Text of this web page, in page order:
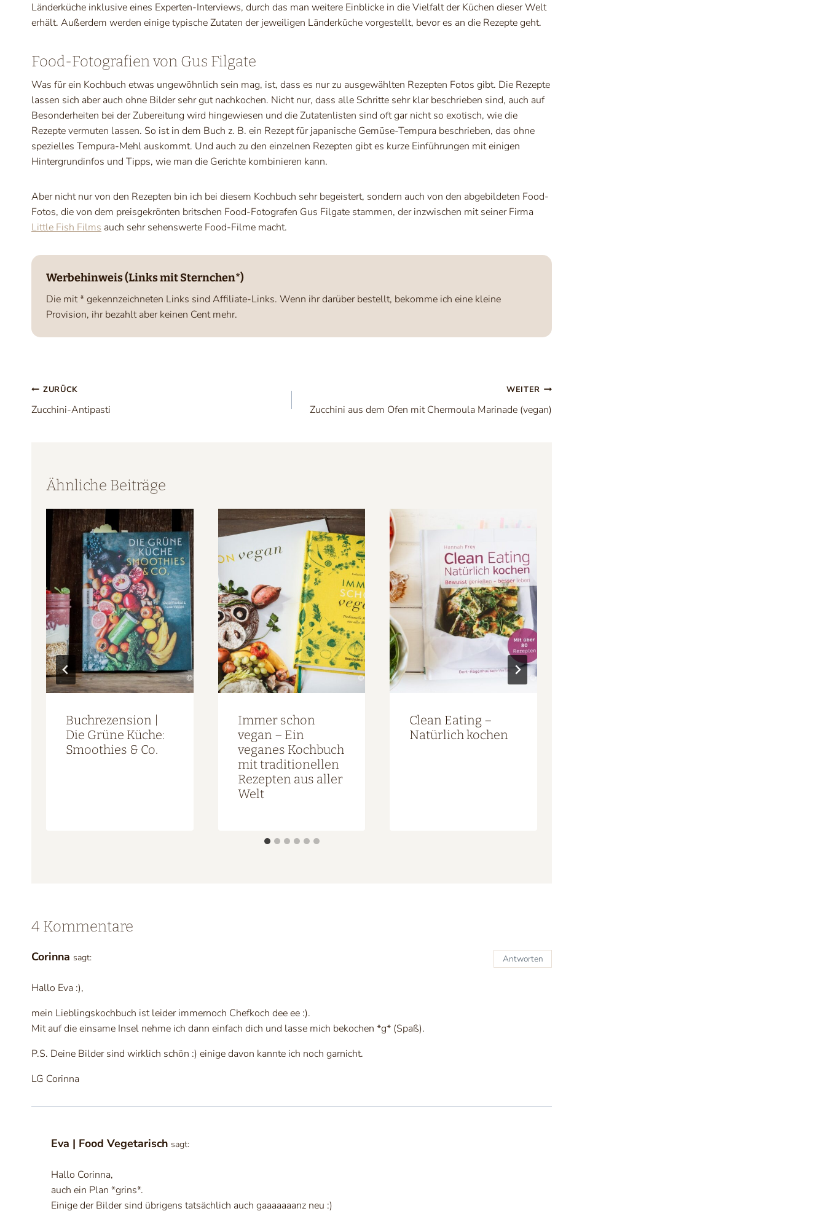
Länderküche inklusive eines Experten-Interviews, durch das man weitere Einblicke in die Vielfalt der Küchen dieser Welt
erhält. Außerdem werden einige typische Zutaten der jeweiligen Länderküche vorgestellt, bevor es an die Rezepte geht.
Food-Fotografien von Gus Filgate
Was für ein Kochbuch etwas ungewöhnlich sein mag, ist, dass es nur zu ausgewählten Rezepten Fotos gibt. Die Rezepte
lassen sich aber auch ohne Bilder sehr gut nachkochen. Nicht nur, dass alle Schritte sehr klar beschrieben sind, auch auf
Besonderheiten bei der Zubereitung wird hingewiesen und die Zutatenlisten sind oft gar nicht so exotisch, wie die
Rezepte vermuten lassen. So ist in dem Buch z. B. ein Rezept für japanische Gemüse-Tempura beschrieben, das ohne
spezielles Tempura-Mehl auskommt. Und auch zu den einzelnen Rezepten gibt es kurze Einführungen mit einigen
Hintergrundinfos und Tipps, wie man die Gerichte kombinieren kann.
Aber nicht nur von den Rezepten bin ich bei diesem Kochbuch sehr begeistert, sondern auch von den abgebildeten Food-
Fotos, die von dem preisgekrönten britschen Food-Fotografen Gus Filgate stammen, der inzwischen mit seiner Firma
Little Fish Films auch sehr sehenswerte Food-Filme macht.
Werbehinweis (Links mit Sternchen*)
Die mit * gekennzeichneten Links sind Affiliate-Links. Wenn ihr darüber bestellt, bekomme ich eine kleine
Provision, ihr bezahlt aber keinen Cent mehr.
Beitragsnavigation
ZURÜCK
Zucchini-Antipasti
WEITER
Zucchini aus dem Ofen mit Chermoula Marinade (vegan)
Ähnliche Beiträge
Buchrezension |
Die Grüne Küche:
Smoothies & Co.
Immer schon
vegan – Ein
veganes Kochbuch
mit traditionellen
Rezepten aus aller
Welt
Clean Eating –
Natürlich kochen
4 Kommentare
Corinna sagt:
Hallo Eva :),
mein Lieblingskochbuch ist leider immernoch Chefkoch dee ee :).
Mit auf die einsame Insel nehme ich dann einfach dich und lasse mich bekochen *g* (Spaß).
P.S. Deine Bilder sind wirklich schön :) einige davon kannte ich noch garnicht.
LG Corinna
Antworten
Eva | Food Vegetarisch sagt:
Hallo Corinna,
auch ein Plan *grins*.
Einige der Bilder sind übrigens tatsächlich auch gaaaaaaanz neu :)